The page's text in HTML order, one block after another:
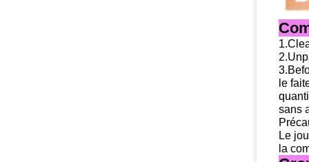
le
sans
Le
la